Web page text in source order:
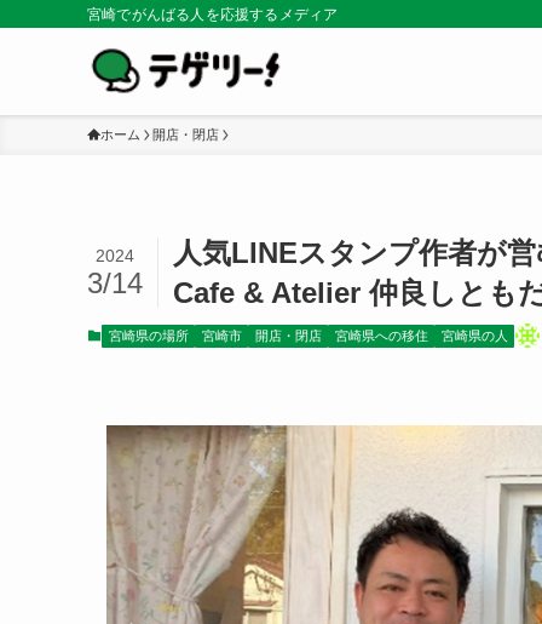
宮崎でがんばる人を応援するメディア
ホーム 開店・閉店
人気LINEスタンプ作者が
Cafe & Atelier 仲良しとも
2024
3/14
宮崎県の場所 宮崎市 開店・閉店 宮崎県への移住 宮崎県の人